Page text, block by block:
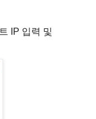
IP 입력 및